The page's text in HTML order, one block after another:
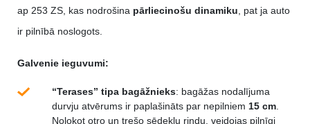
ap 253 ZS, kas nodrošina pārliecinošu dinamiku , pat ja auto
ir pilnībā noslogots.
Galvenie ieguvumi:
“Terases” tipa bagāžnieks: bagāžas nodalījuma
durvju atvērums ir paplašināts par nepilniem 15 cm
Nolokot otro un trešo sēdekļu rindu, veidojas pilnīgi